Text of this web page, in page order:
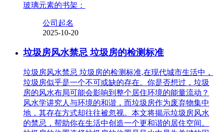
玻璃元素的书架：
公司起名
2025-10-20
垃圾房风水禁忌 垃圾房的检测标准
垃圾房风水禁忌 垃圾房的检测标准,在现代城市生活中，
垃圾房似乎是一个不可或缺的存在。你是否想过，垃圾
房的风水布局可能会影响到整个居住环境的能量流动？
风水学讲究人与环境的和谐，而垃圾房作为废弃物集中
地，其存在方式却往往被忽视。本文将揭示垃圾房风水
的禁忌，帮助你在生活中创造一个更和谐的居住空间。